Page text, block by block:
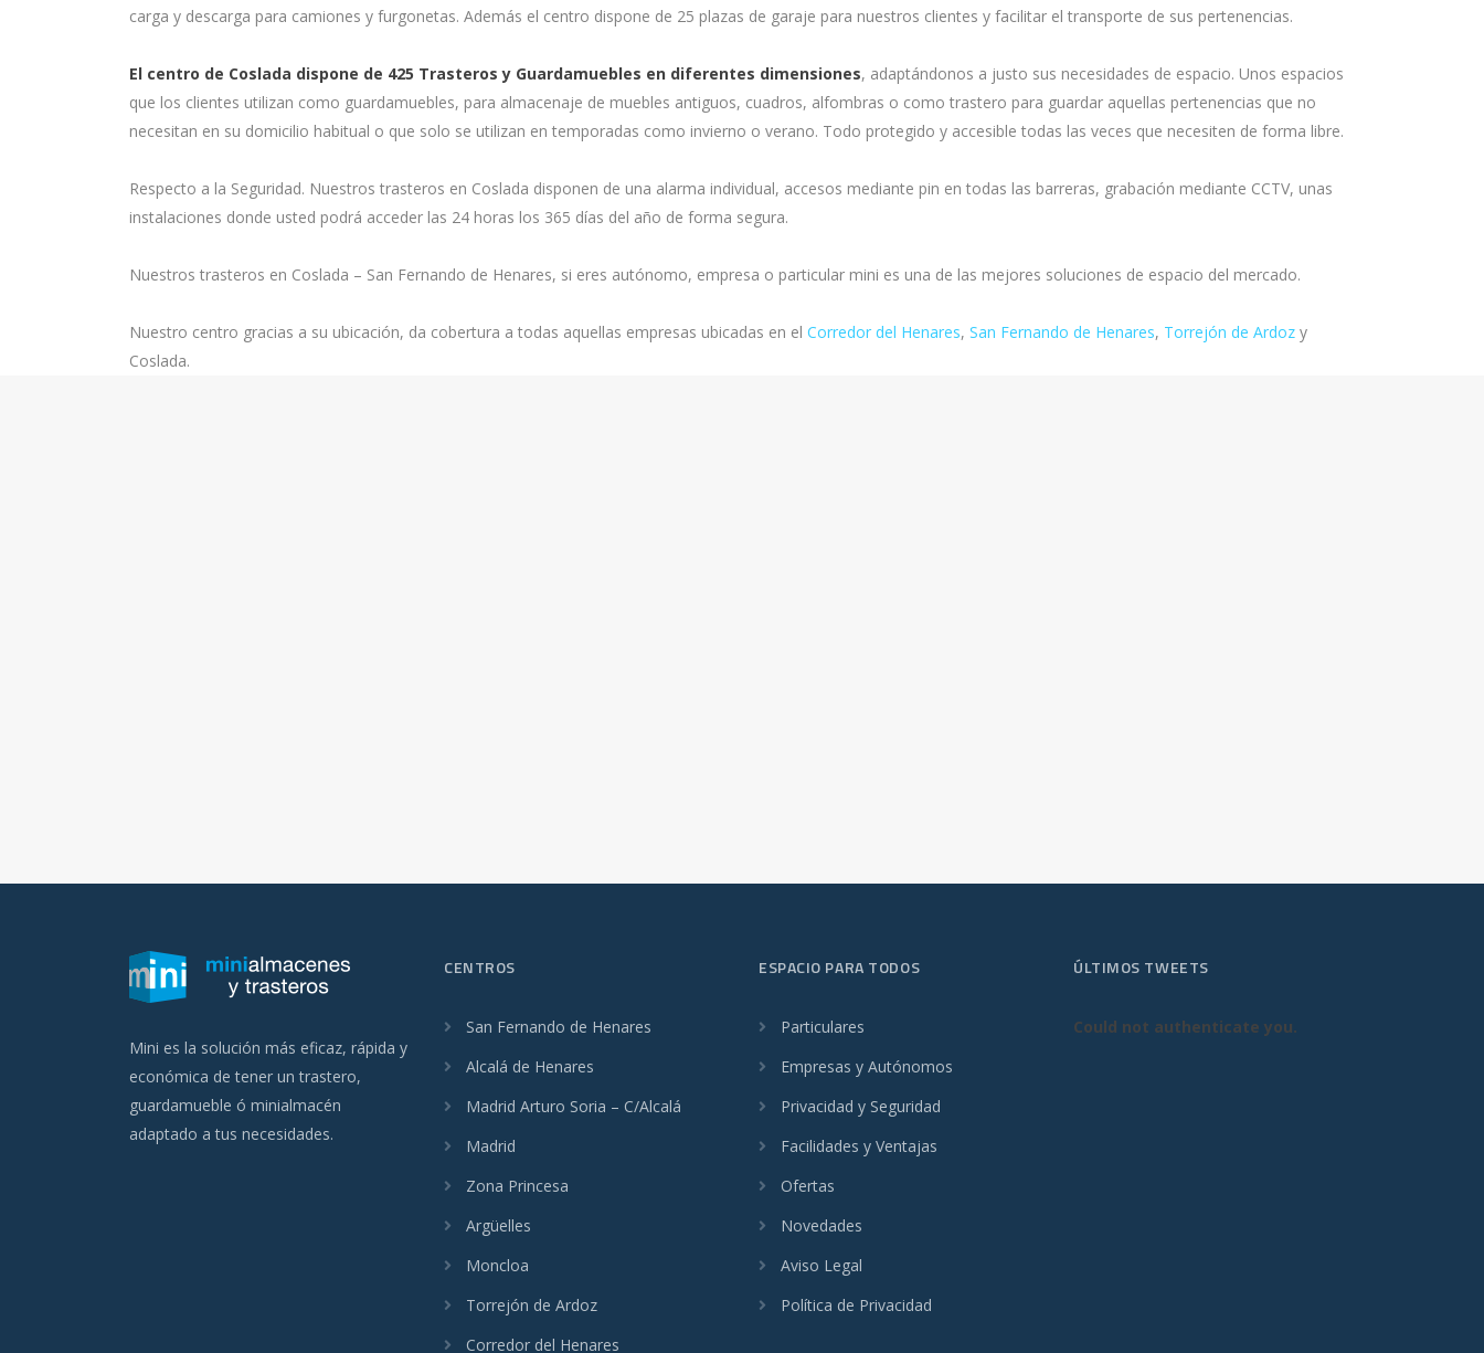
carga y descarga para camiones y furgonetas. Además el centro dispone de 25 plazas de garaje para nuestros clientes y facilitar el transporte de sus pertenencias.
El centro de Coslada dispone de 425 Trasteros y Guardamuebles en diferentes dimensiones, adaptándonos a justo sus necesidades de espacio. Unos espacios
que los clientes utilizan como guardamuebles, para almacenaje de muebles antiguos, cuadros, alfombras o como trastero para guardar aquellas pertenencias que no
necesitan en su domicilio habitual o que solo se utilizan en temporadas como invierno o verano. Todo protegido y accesible todas las veces que necesiten de forma libre.
Respecto a la Seguridad. Nuestros trasteros en Coslada disponen de una alarma individual, accesos mediante pin en todas las barreras, grabación mediante CCTV, unas
instalaciones donde usted podrá acceder las 24 horas los 365 días del año de forma segura.
Nuestros trasteros en Coslada – San Fernando de Henares, si eres autónomo, empresa o particular mini es una de las mejores soluciones de espacio del mercado.
Nuestro centro gracias a su ubicación, da cobertura a todas aquellas empresas ubicadas en el Corredor del Henares, San Fernando de Henares, Torrejón de Ardoz y
Coslada.
Mini es la solución más eficaz, rápida y
económica de tener un trastero,
guardamueble ó minialmacén
adaptado a tus necesidades.
CENTROS
San Fernando de Henares
Alcalá de Henares
Madrid Arturo Soria – C/Alcalá
Madrid
Zona Princesa
Argüelles
Moncloa
Torrejón de Ardoz
Corredor del Henares
ESPACIO PARA TODOS
Particulares
Empresas y Autónomos
Privacidad y Seguridad
Facilidades y Ventajas
Ofertas
Novedades
Aviso Legal
Política de Privacidad
ÚLTIMOS TWEETS
Could not authenticate you.